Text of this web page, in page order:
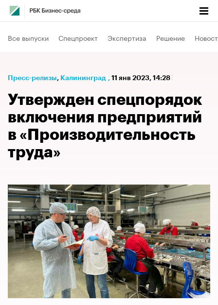
Все выпуски Спецпроект Экспертиза Решение
Пресс-релизы⁠, Калининград , 11 янв 2023, 14:28
Утвержден спецпорядок
включения предприятий
в «Производительность
труда»